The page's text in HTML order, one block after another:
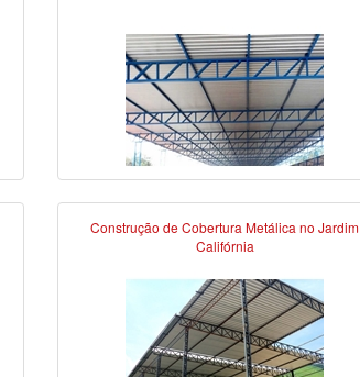
Construção de Cobertura Metálica no Jardim
Califórnia